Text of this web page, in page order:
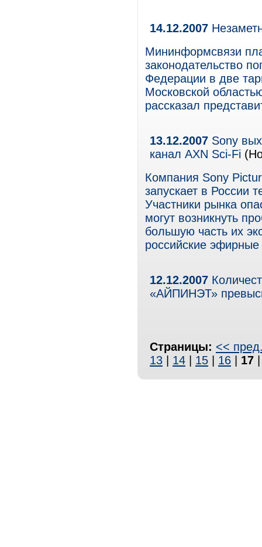
14.12.2007
Мининформсвязи
законодательство
Федерации в две
Московской
рассказал
13.12.2007 Sony
канал AXN Sci-Fi
Компания Sony
запускает в России
Участники рынка
могут возникнуть
большую часть их
российские
12.12.2007
«АЙПИНЭТ»
Страницы: <<
13
14 15 16 17